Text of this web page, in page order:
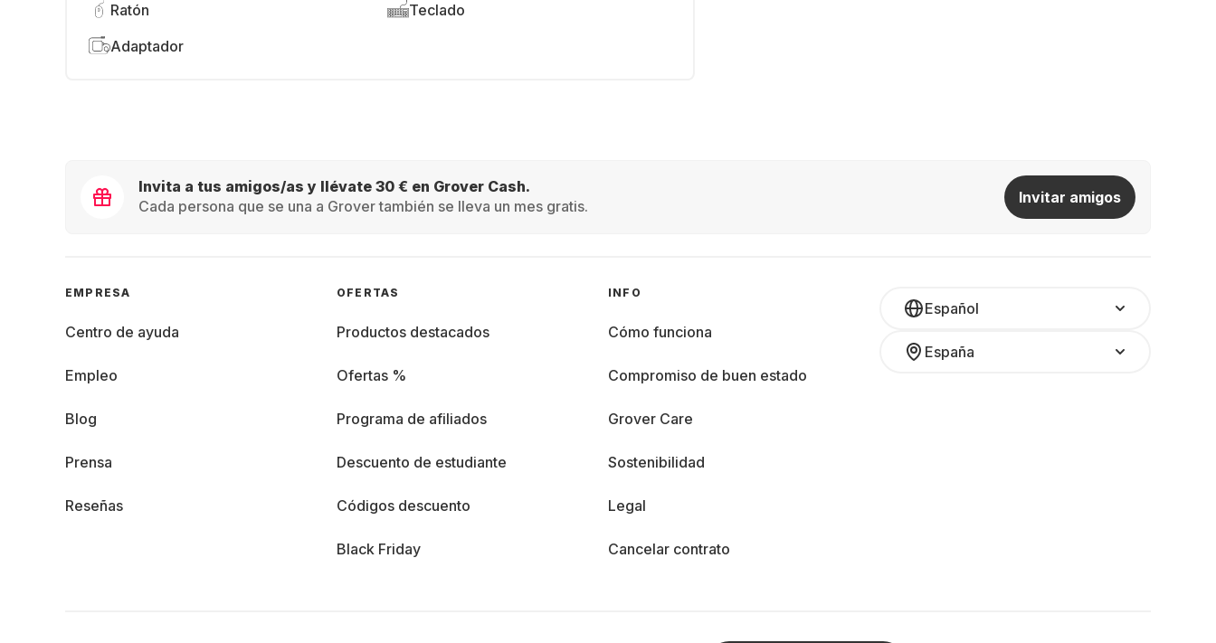
Ratón
Teclado
Adaptador
Invita a tus amigos/as y llévate 30 € en Grover Cash.
Cada persona que se una a Grover también se lleva un mes gratis.
Invitar amigos
Español
España
EMPRESA
Centro de ayuda
Empleo
Blog
Prensa
Reseñas
OFERTAS
Productos destacados
Ofertas %
Programa de afiliados
Descuento de estudiante
Códigos descuento
Black Friday
INFO
Cómo funciona
Compromiso de buen estado
Grover Care
Sostenibilidad
Legal
Cancelar contrato